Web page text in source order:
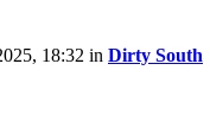
18:32 in Dirty South